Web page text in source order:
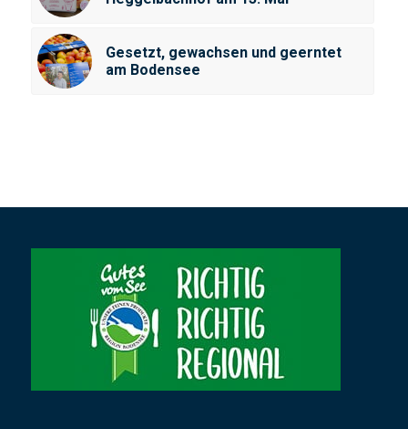
Gesetzt, gewachsen und geerntet
am Bodensee